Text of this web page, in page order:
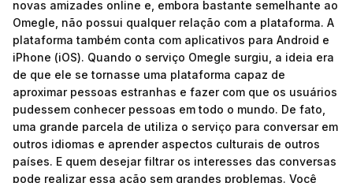
novas amizades online e, embora bastante semelhante ao
Omegle, não possui qualquer relação com a plataforma. A
plataforma também conta com aplicativos para Android e
iPhone (iOS). Quando o serviço Omegle surgiu, a ideia era
de que ele se tornasse uma plataforma capaz de
aproximar pessoas estranhas e fazer com que os usuários
pudessem conhecer pessoas em todo o mundo. De fato,
uma grande parcela de utiliza o serviço para conversar em
outros idiomas e aprender aspectos culturais de outros
países. E quem desejar filtrar os interesses das conversas
pode realizar essa ação sem grandes problemas. Você